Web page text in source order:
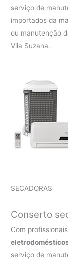
serviço de
importados da
ou manutenção
Vila Suzana.
SECADORAS
Conserto
Com
serviço de